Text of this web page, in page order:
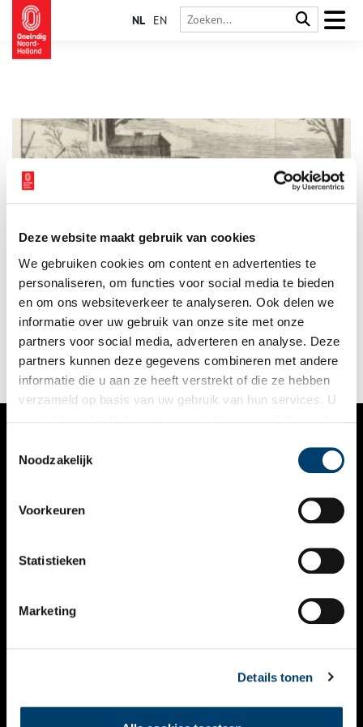
Deze website maakt gebruik van cookies
We gebruiken cookies om content en advertenties te
personaliseren, om functies voor social media te bieden
en om ons websiteverkeer te analyseren. Ook delen we
informatie over uw gebruik van onze site met onze
partners voor social media, adverteren en analyse. Deze
partners kunnen deze gegevens combineren met andere
informatie die u aan ze heeft verstrekt of die ze hebben
verzameld op basis van uw gebruik van hun services. U
Noodzakelijk
Voorkeuren
Statistieken
Marketing
Details tonen
NL EN
Winter 1573. De Spaanse troepen gaven hun pogingen
Holland terug te winnen niet op. In die pogingen kregen
Waterland en de Zaanstreek het zwaar te verduren. Een
Westzaner besluit met zijn oude slechtlopende moeder te
vluchten…
VERHALEN
KALENDER
THEMA’S
VIDEO’S
CONTACT